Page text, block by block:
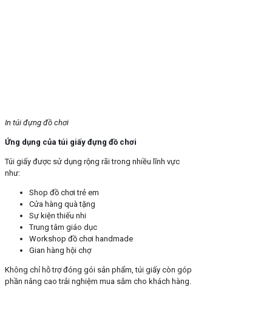
In túi đựng đồ chơi
Ứng dụng của túi giấy đựng đồ chơi
Túi giấy được sử dụng rộng rãi trong nhiều lĩnh vực
như:
Shop đồ chơi trẻ em
Cửa hàng quà tặng
Sự kiện thiếu nhi
Trung tâm giáo dục
Workshop đồ chơi handmade
Gian hàng hội chợ
Không chỉ hỗ trợ đóng gói sản phẩm, túi giấy còn góp
phần nâng cao trải nghiệm mua sắm cho khách hàng.